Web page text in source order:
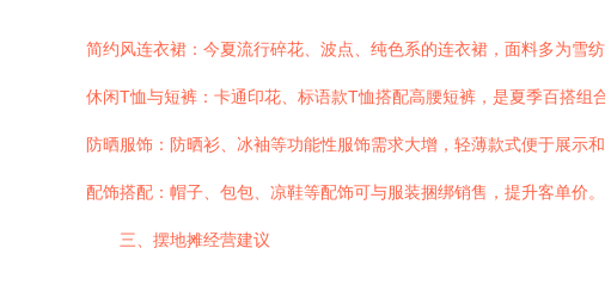
简约风连衣裙：今夏流行碎花、波点、纯色系的连衣裙，面料多为雪
休闲T恤与短裤：卡通印花、标语款T恤搭配高腰短裤，是夏季百搭组
防晒服饰：防晒衫、冰袖等功能性服饰需求大增，轻薄款式便于展示
配饰搭配：帽子、包包、凉鞋等配饰可与服装捆绑销售，提升客单价
三、摆地摊经营建议